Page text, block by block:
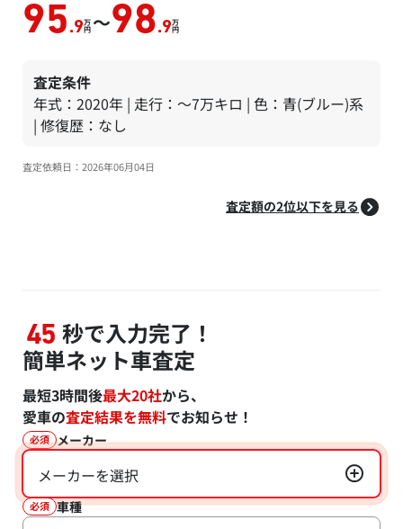
95 .9万
円 ～98.9万
円
査定条件
年式：2020年 | 走行：～7万キロ | 色：青(ブルー)系
| 修復歴：なし
査定依頼日：2026年06月04日
査定額の2位以下を見る
45 秒で入力完了！
簡単ネット車査定
最短3時間後最大20社から、
愛車の査定結果を無料でお知らせ！
必須 メーカー
メーカーを選択
必須 車種